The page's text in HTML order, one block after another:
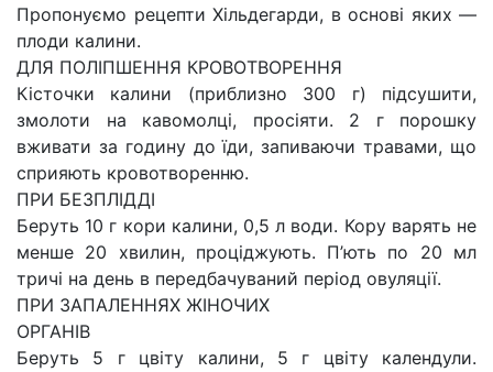
Пропонуємо рецепти Хільдегарди, в основі яких —
плоди калини.
ДЛЯ ПОЛІПШЕННЯ КРОВОТВОРЕННЯ
Кісточки калини (приблизно 300 г) підсушити,
змолоти на кавомолці, просіяти. 2 г порошку
вживати за годину до їди, запиваючи травами, що
сприяють кровотворенню.
ПРИ БЕЗПЛІДДІ
Беруть 10 г кори калини, 0,5 л води. Кору варять не
менше 20 хвилин, проціджують. П’ють по 20 мл
тричі на день в передбачуваний період овуляції.
ПРИ ЗАПАЛЕННЯХ ЖІНОЧИХ
ОРГАНІВ
Беруть 5 г цвіту калини, 5 г цвіту календули.